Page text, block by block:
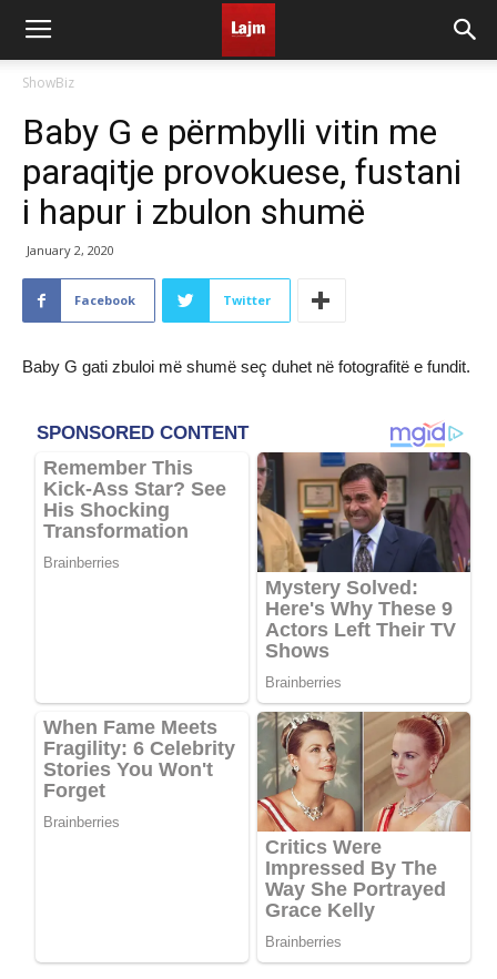
ShowBiz
Baby G e përmbylli vitin me
paraqitje provokuese, fustani
i hapur i zbulon shumë
January 2, 2020
Facebook Twitter
Baby G gati zbuloi më shumë seç duhet në fotografitë e fundit.